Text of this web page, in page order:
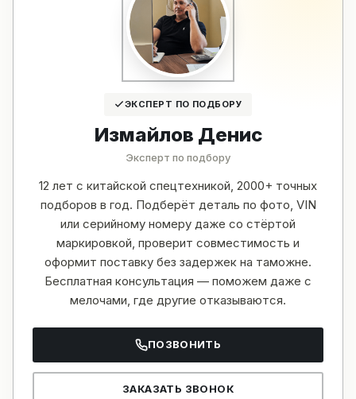
ЭКСПЕРТ ПО ПОДБОРУ
Измайлов Денис
Эксперт по подбору
12 лет с китайской спецтехникой, 2000+ точных
подборов в год. Подберёт деталь по фото, VIN
или серийному номеру даже со стёртой
маркировкой, проверит совместимость и
оформит поставку без задержек на таможне.
Бесплатная консультация — поможем даже с
мелочами, где другие отказываются.
ПОЗВОНИТЬ
ЗАКАЗАТЬ ЗВОНОК